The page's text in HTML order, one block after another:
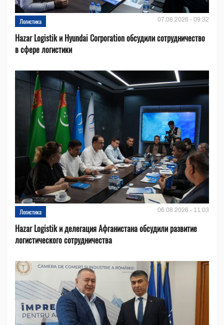
Логистика 07.08.2026 - 09:32
Hazar Logistik и Hyundai Corporation обсудили сотрудничество
в сфере логистики
Логистика 06.08.2026 - 11:03
Hazar Logistik и делегация Афганистана обсудили развитие
логистического сотрудничества